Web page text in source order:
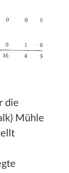
die
Mühle